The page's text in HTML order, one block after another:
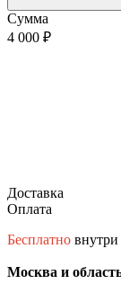
Сумма
4 000 ₽
Доставка
Оплата
Бесплатно
Москва и